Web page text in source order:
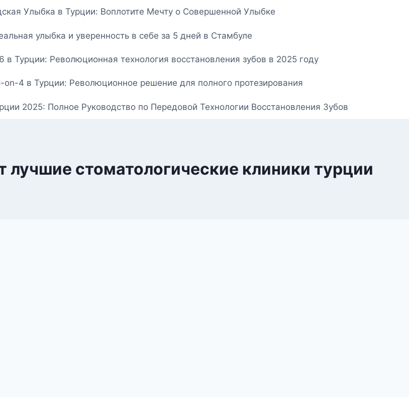
Улыбка в Турции: Воплотите Мечту о Совершенной Улыбке
улыбка и уверенность в себе за 5 дней в Стамбуле
Турции: Революционная технология восстановления зубов в 2025 году
4 в Турции: Революционное решение для полного протезирования
2025: Полное Руководство по Передовой Технологии Восстановления Зубов
лучшие стоматологические клиники турции